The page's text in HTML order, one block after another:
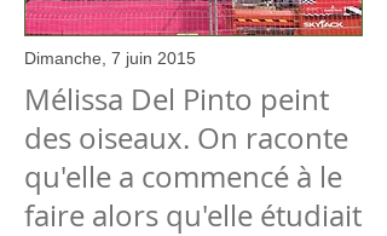
Dimanche, 7 juin 2015
Mélissa Del Pinto peint
des oiseaux. On raconte
qu'elle a commencé à le
faire alors qu'elle étudiait